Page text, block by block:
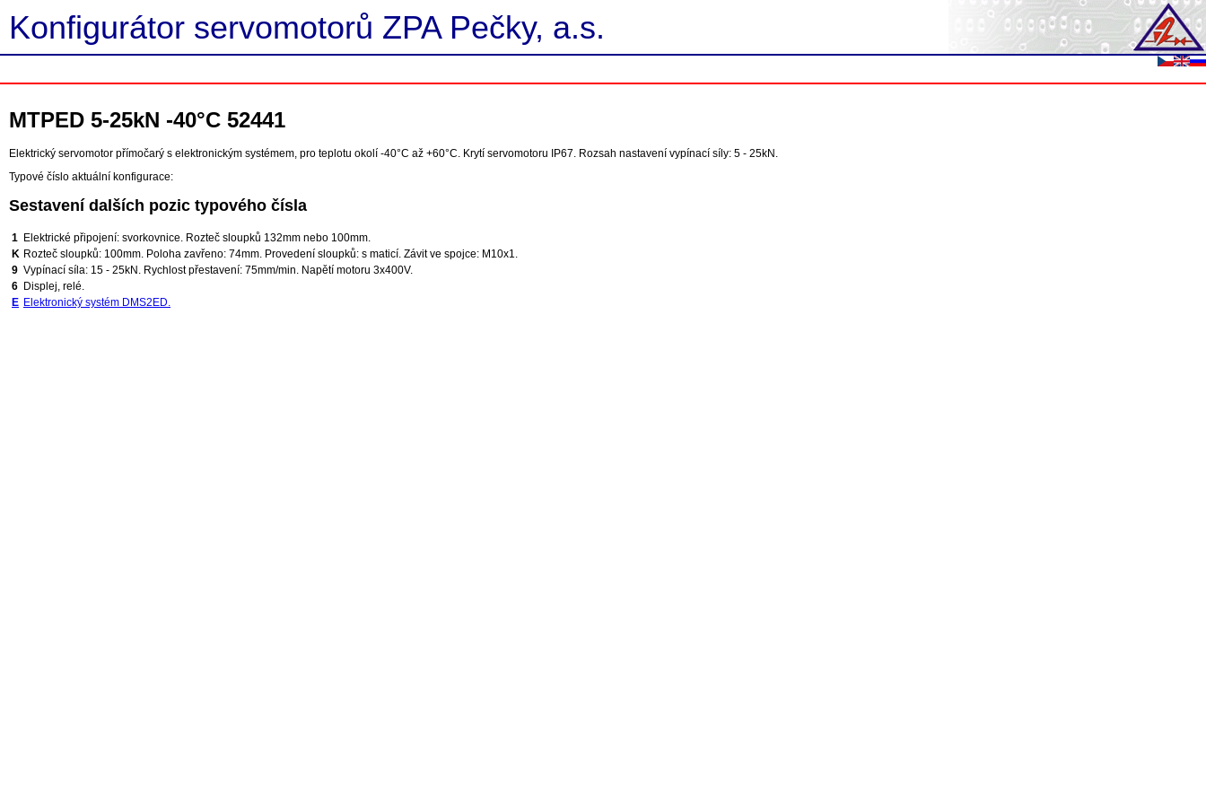
Konfigurátor servomotorů ZPA Pečky, a.s.
MTPED 5-25kN -40°C 52441
Elektrický servomotor přímočarý s elektronickým systémem, pro teplotu okolí -40°C až +60°C. Krytí servomotoru IP67. Rozsah nastavení vypínací síly: 5 - 25kN.
Typové číslo aktuální konfigurace:
Sestavení dalších pozic typového čísla
1 Elektrické připojení: svorkovnice. Rozteč sloupků 132mm nebo 100mm.
K Rozteč sloupků: 100mm. Poloha zavřeno: 74mm. Provedení sloupků: s maticí. Závit ve spojce: M10x1.
9 Vypínací síla: 15 - 25kN. Rychlost přestavení: 75mm/min. Napětí motoru 3x400V.
6 Displej, relé.
E Elektronický systém DMS2ED.